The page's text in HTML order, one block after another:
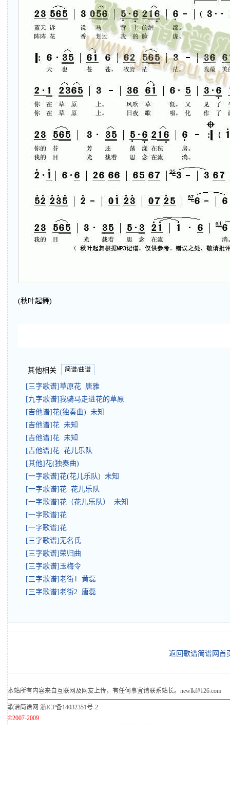
(秋叶起舞)
其他相关 简谱/曲谱
[三字歌谱]草原花 唐雅
[九字歌谱]我骑马走进花的草原
[吉他谱]花(独奏曲) 未知
[吉他谱]花 未知
[吉他谱]花 未知
[吉他谱]花 花儿乐队
[其他]花(独奏曲)
[一字歌谱]花(花儿乐队) 未知
[一字歌谱]花 花儿乐队
[一字歌谱]花（花儿乐队） 未知
[一字歌谱]花
[一字歌谱]花
[三字歌谱]无名氏
[三字歌谱]荣归曲
[三字歌谱]玉梅令
[三字歌谱]老街1 黄磊
[三字歌谱]老街2 唐磊
返回歌谱简谱网首
本站所有内容来自互联网及网友上传，有任何事宜请联系站长。newlkf#126.com
歌谱简谱网 浙ICP备14032351号-2
©2007-2009